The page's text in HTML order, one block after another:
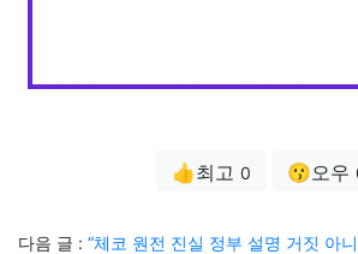
👍최고 0 😗오우
다음 글 : “체코 원전 진실 정부 설명 거짓 아